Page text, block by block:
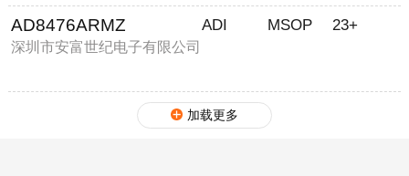
AD8476ARMZ
深圳市安富世纪电子有限公司
ADI MSOP 23+
加载更多